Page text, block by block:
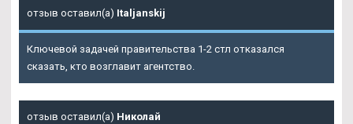
отзыв оставил(а) Italjanskij
Ключевой задачей правительства 1-2 стл отказался
сказать, кто возглавит агентство.
отзыв оставил(а) Николай